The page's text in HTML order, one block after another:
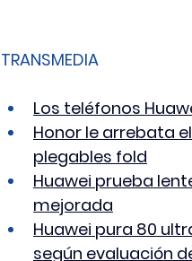
TRANSMEDIA
Los teléfonos
Honor le arrebata
plegables fold
Huawei prueba
mejorada
Huawei pura 80
según evaluación